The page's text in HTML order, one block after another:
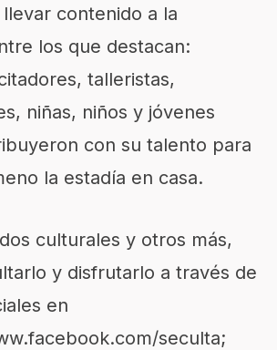
contenido a la
los que destacan:
talleristas,
niñas, niños y jóvenes
con su talento para
la estadía en casa.
culturales y otros más,
y disfrutarlo a través de
en
seculta;